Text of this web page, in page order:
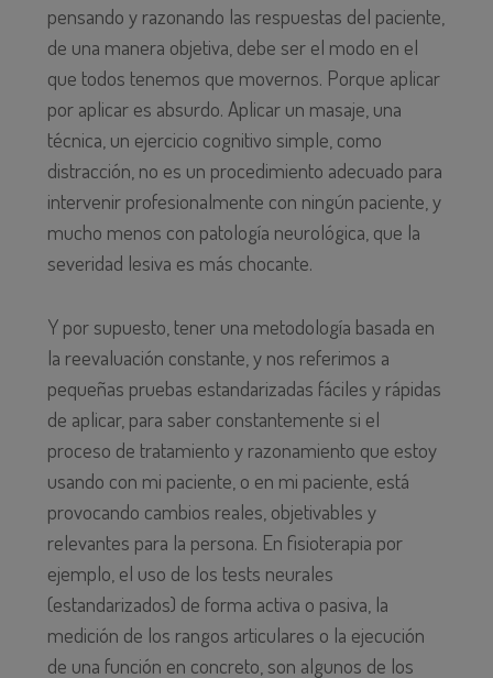
pensando y razonando las respuestas del paciente,
de una manera objetiva, debe ser el modo en el
que todos tenemos que movernos. Porque aplicar
por aplicar es absurdo. Aplicar un masaje, una
técnica, un ejercicio cognitivo simple, como
distracción, no es un procedimiento adecuado para
intervenir profesionalmente con ningún paciente, y
mucho menos con patología neurológica, que la
severidad lesiva es más chocante.
Y por supuesto, tener una metodología basada en
la reevaluación constante, y nos referimos a
pequeñas pruebas estandarizadas fáciles y rápidas
de aplicar, para saber constantemente si el
proceso de tratamiento y razonamiento que estoy
usando con mi paciente, o en mi paciente, está
provocando cambios reales, objetivables y
relevantes para la persona. En fisioterapia por
ejemplo, el uso de los tests neurales
(estandarizados) de forma activa o pasiva, la
medición de los rangos articulares o la ejecución
de una función en concreto, son algunos de los